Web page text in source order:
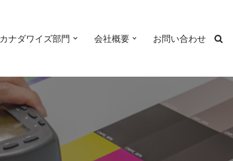
カナダワイズ部門 会社概要 お問い合わせ